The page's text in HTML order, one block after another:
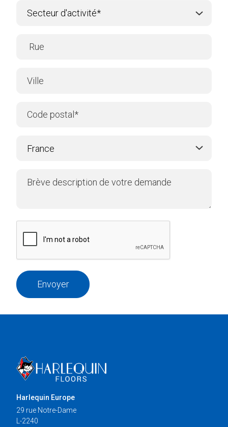
Envoyer
Harlequin Europe
29 rue Notre-Dame
L-2240